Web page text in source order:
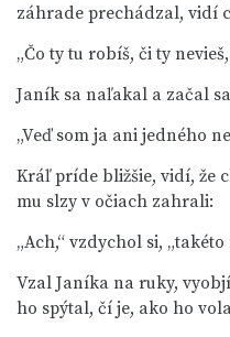
záhrade prechádzal, vidí
„Čo ty tu robíš, či ty
Janík sa naľakal a začal
„Veď som ja ani jedného
Kráľ príde bližšie, vidí, že
mu slzy v očiach zahrali:
„Ach,“ vzdychol si,
Vzal Janíka na ruky,
ho spýtal, čí je, ako ho